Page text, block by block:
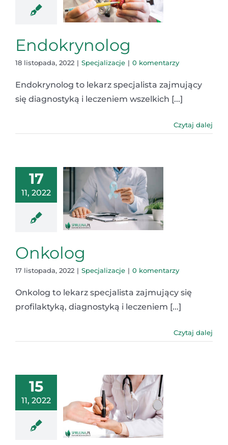
Endokrynolog
18 listopada, 2022 | Specjalizacje | 0 komentarzy
Endokrynolog to lekarz specjalista zajmujący
się diagnostyką i leczeniem wszelkich [...]
Czytaj dalej
17
11, 2022
Onkolog
17 listopada, 2022 | Specjalizacje | 0 komentarzy
Onkolog to lekarz specjalista zajmujący się
profilaktyką, diagnostyką i leczeniem [...]
Czytaj dalej
15
11, 2022